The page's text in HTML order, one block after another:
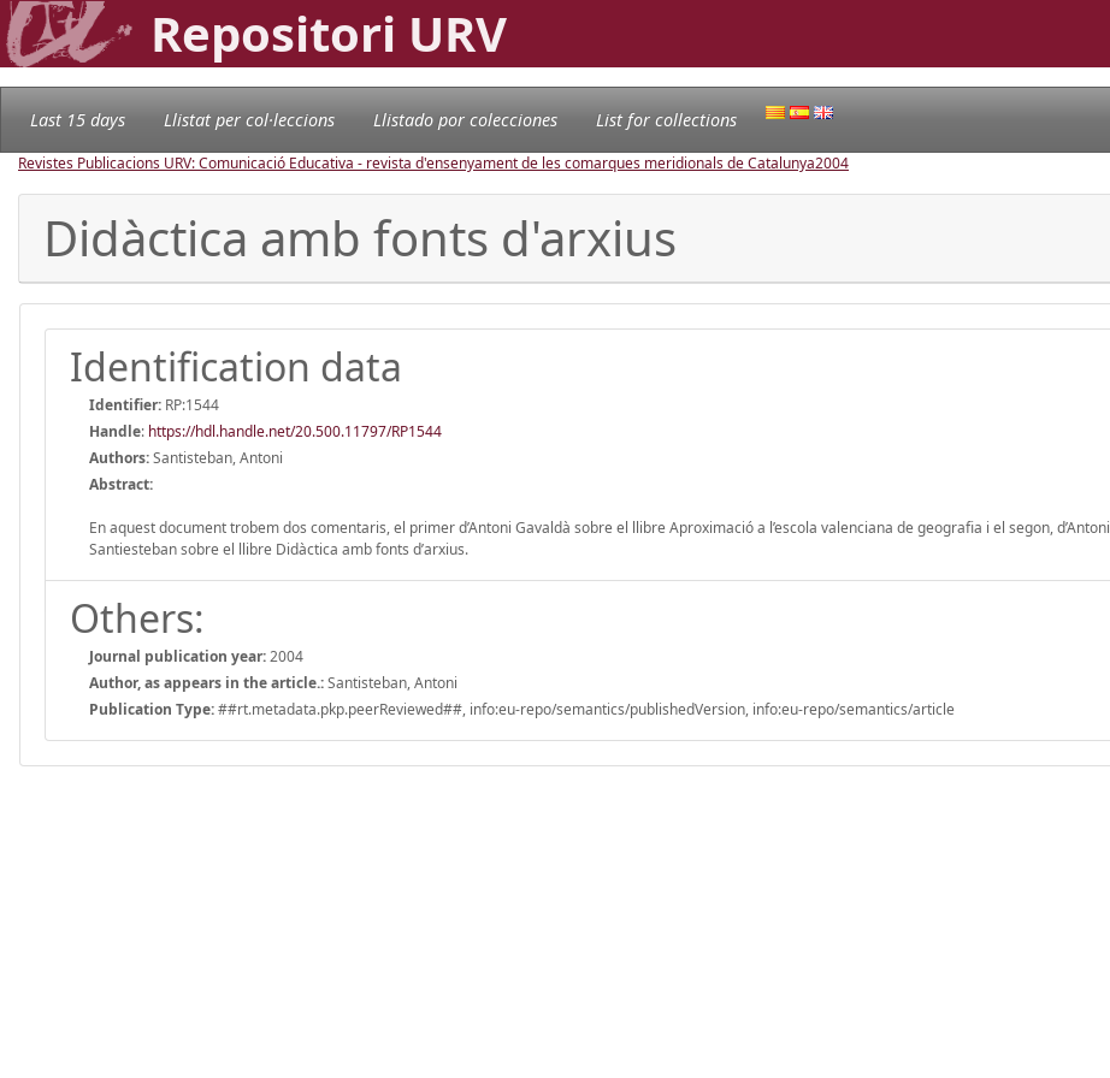
Repositori URV
Last 15 days Llistat per col·leccions Llistado por colecciones List for collections
Revistes Publicacions URV: Comunicació Educativa - revista d'ensenyament de les comarques meridionals de Catalunya2004
Didàctica amb fonts d'arxius
Identification data
Identifier: RP:1544
Handle: https://hdl.handle.net/20.500.11797/RP1544
Authors:Santisteban, Antoni
Abstract:
En aquest document trobem dos comentaris, el primer d’Antoni Gavaldà sobre el llibre Aproximació a l’escola valenciana de geografia i el segon, d’Antoni
Santiesteban sobre el llibre Didàctica amb fonts d’arxius.
Others:
Journal publication year:2004
Author, as appears in the article.:Santisteban, Antoni
Publication Type:##rt.metadata.pkp.peerReviewed##, info:eu-repo/semantics/publishedVersion, info:eu-repo/semantics/article